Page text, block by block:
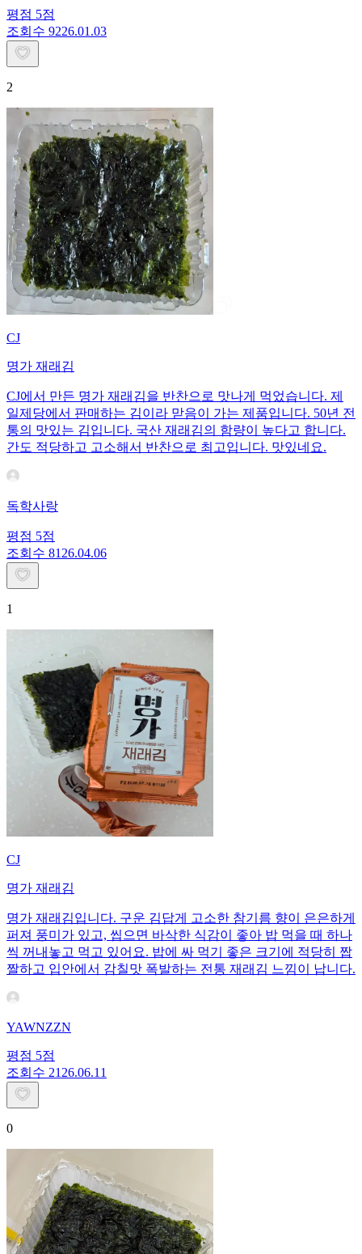
평점 5점
조회수 9226.01.03
2
CJ
명가 재래김
CJ에서 만든 명가 재래김을 반찬으로 맛나게 먹었습니다. 제
일제당에서 판매하는 김이라 맏음이 가는 제품입니다. 50년 전
통의 맛있는 김입니다. 국산 재래김의 함량이 높다고 합니다.
간도 적당하고 고소해서 반찬으로 최고입니다. 맛있네요.
독학사랑
평점 5점
조회수 81 26.04.06
1
CJ
명가 재래김
명가 재래김입니다. 구운 김답게 고소한 참기름 향이 은은하게
퍼져 풍미가 있고, 씹으면 바삭한 식감이 좋아 밥 먹을 때 하나
씩 꺼내놓고 먹고 있어요. 밥에 싸 먹기 좋은 크기에 적당히 짭
짤하고 입안에서 감칠맛 폭발하는 전통 재래김 느낌이 납니다.
YAWNZZN
평점 5점
조회수 21 26.06.11
0